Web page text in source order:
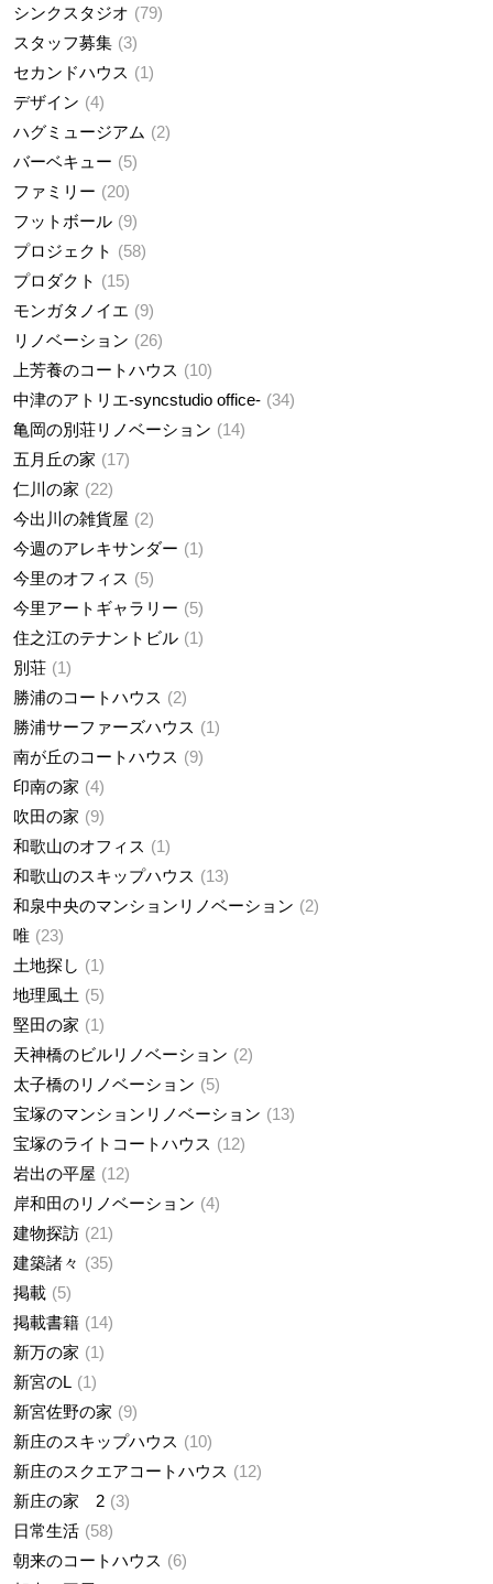
シンクスタジオ
79
スタッフ募集 3
セカンドハウス
1
デザイン
4
ハグミュージアム
2
バーベキュー
5
ファミリー
20
フットボール
9
プロジェクト
58
プロダクト
15
モンガタノイエ
9
リノベーション
26
上芳養のコートハウス
10
中津のアトリエ-syncstudio office- 34
亀岡の別荘リノベーション
14
五月丘の家
17
仁川の家
22
今出川の雑貨屋
2
今週のアレキサンダー
1
今里のオフィス
5
今里アートギャラリー
5
住之江のテナントビル
1
別荘
1
勝浦のコートハウス
2
勝浦サーファーズハウス
1
南が丘のコートハウス
9
印南の家
4
吹田の家
9
和歌山のオフィス
1
和歌山のスキップハウス
13
和泉中央のマンションリノベーション
2
唯
23
土地探し
1
地理風土
5
堅田の家
1
天神橋のビルリノベーション
2
太子橋のリノベーション
5
宝塚のマンションリノベーション
13
宝塚のライトコートハウス
12
岩出の平屋
12
岸和田のリノベーション
4
建物探訪
21
建築諸々
35
掲載
5
掲載書籍
14
新万の家
1
新宮のL
1
新宮佐野の家
9
新庄のスキップハウス
10
新庄のスクエアコートハウス
12
新庄の家 2 3
日常生活
58
朝来のコートハウス
6